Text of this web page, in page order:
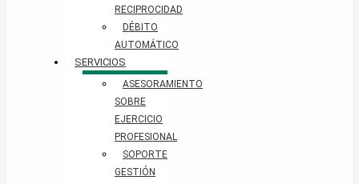
RECIPROCIDAD
DÉBITO
AUTOMÁTICO
SERVICIOS
ASESORAMIENTO
SOBRE
EJERCICIO
PROFESIONAL
SOPORTE
GESTIÓN